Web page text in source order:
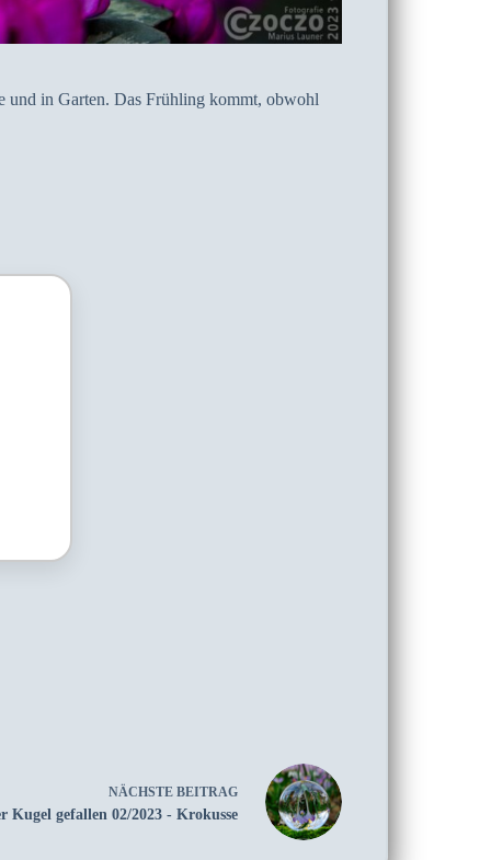
in Garten. Das Frühling kommt, obwohl
NÄCHSTEBEITRAG
Kugel gefallen 02/2023 - Krokusse